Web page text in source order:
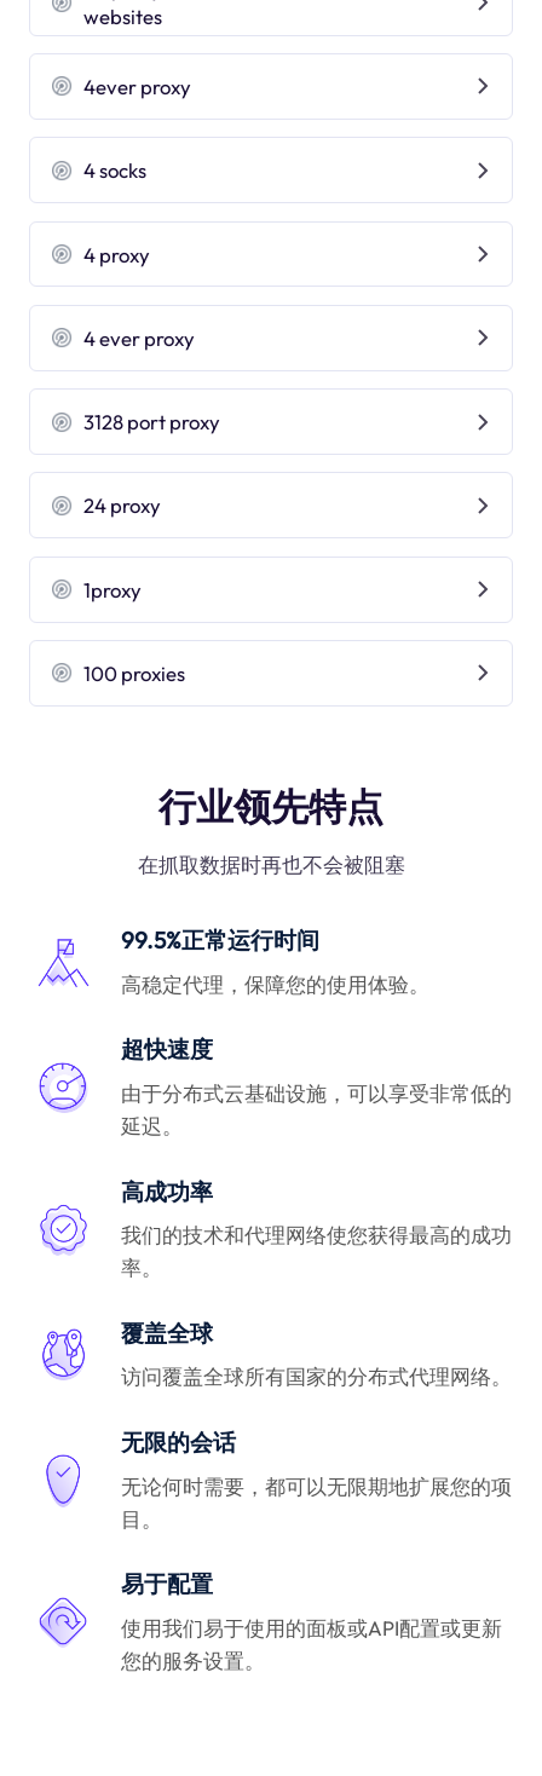
websites
4ever proxy
4 socks
4 proxy
4 ever proxy
3128 port proxy
24 proxy
1proxy
100 proxies
行业领先特点
在抓取数据时再也不会被阻塞
99.5%正常运行时间
高稳定代理，保障您的使用体验。
超快速度
由于分布式云基础设施，可以享受非常低的
延迟。
高成功率
我们的技术和代理网络使您获得最高的成功
率。
覆盖全球
访问覆盖全球所有国家的分布式代理网络。
无限的会话
无论何时需要，都可以无限期地扩展您的项
目。
易于配置
使用我们易于使用的面板或API配置或更新
您的服务设置。